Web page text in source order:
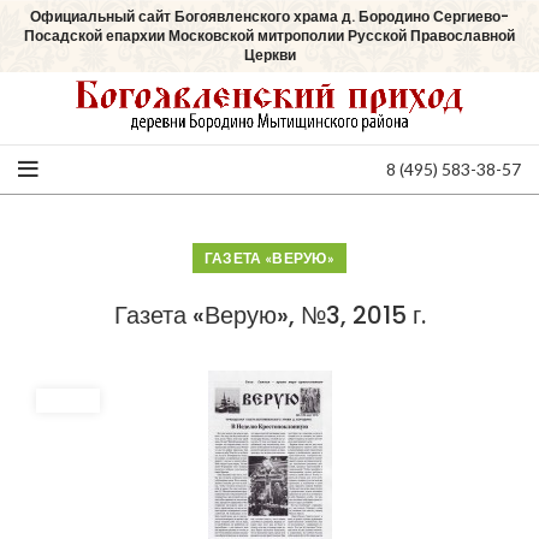
Официальный сайт Богоявленского храма д. Бородино Сергиево-
Посадской епархии Московской митрополии Русской Православной
Церкви
8 (495) 583-38-57
ГАЗЕТА «ВЕРУЮ»
Газета «Верую», №3, 2015 г.